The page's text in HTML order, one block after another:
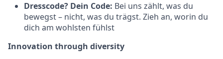
Dresscode? Dein Code: Bei uns zählt, was du
bewegst – nicht, was du trägst. Zieh an, worin du
dich am wohlsten fühlst
Innovation through diversity